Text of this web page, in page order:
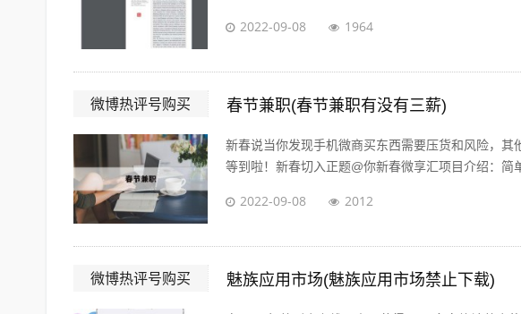
2022-09-08 1964
微博热评号购买 春节兼职(春节兼职有没有三薪)
新春说当你发现手机微商买东西需要压货和风险，
等到啦！新春切入正题@你新春微享汇项目介绍：简
2022-09-08 2012
微博热评号购买 魅族应用市场(魅族应用市场禁止下载)